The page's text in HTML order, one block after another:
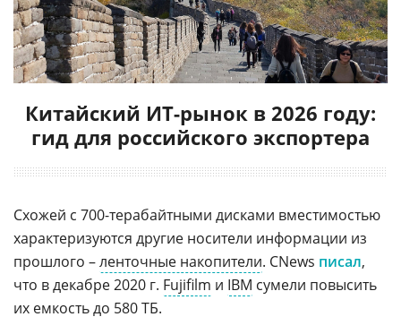
Китайский ИТ-рынок в 2026 году:
гид для российского экспортера
Схожей с 700-терабайтными дисками вместимостью
характеризуются другие носители информации из
прошлого –ленточные накопители. CNews писал,
что в декабре 2020 г. Fujifilm и IBM сумели повысить
их емкость до 580 ТБ.